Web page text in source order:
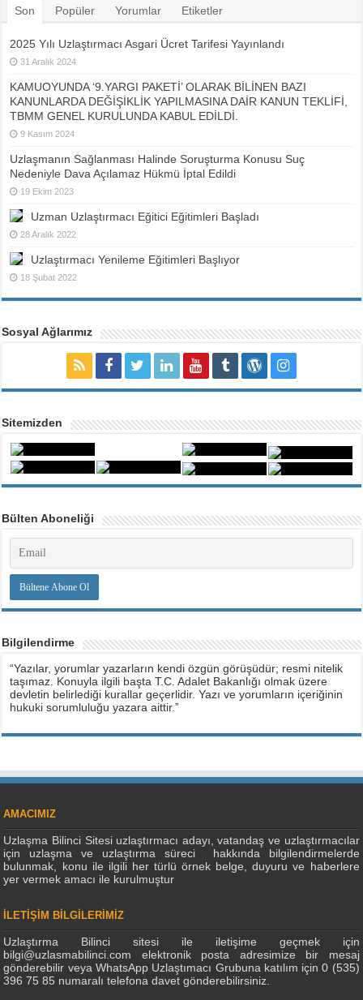
Son Popüler Yorumlar Etiketler
2025 Yılı Uzlaştırmacı Asgari Ücret Tarifesi Yayınlandı
31 Aralık 2024
KAMUOYUNDA ‘9.YARGI PAKETİ’ OLARAK BİLİNEN BAZI
KANUNLARDA DEĞİŞİKLİK YAPILMASINA DAİR KANUN TEKLİFİ,
TBMM GENEL KURULUNDA KABUL EDİLDİ.
9 Kasım 2024
Uzlaşmanın Sağlanması Halinde Soruşturma Konusu Suç
Nedeniyle Dava Açılamaz Hükmü İptal Edildi
19 Ekim 2023
Uzman Uzlaştırmacı Eğitici Eğitimleri Başladı
28 Aralık 2022
Uzlaştırmacı Yenileme Eğitimleri Başlıyor
18 Şubat 2022
Sosyal Ağlarımız
Sitemizden
Bülten Aboneliği
Bilgilendirme
“Yazılar, yorumlar yazarların kendi özgün görüşüdür; resmi nitelik
taşımaz. Konuyla ilgili başta T.C. Adalet Bakanlığı olmak üzere
devletin belirlediği kurallar geçerlidir. Yazı ve yorumların içeriğinin
hukuki sorumluluğu yazara aittir.”
AMACIMIZ
Uzlaşma Bilinci Sitesi uzlaştırmacı adayı, vatandaş ve uzlaştırmacılar
için uzlaşma ve uzlaştırma süreci hakkında bilgilendirmelerde
bulunmak, konu ile ilgili her türlü örnek belge, duyuru ve haberlere
yer vermek amacı ile kurulmuştur
İLETİŞİM BİLGİLERİMİZ
Uzlaştırma Bilinci sitesi ile iletişime geçmek için
bilgi@uzlasmabilinci.com elektronik posta adresimize bir mesaj
gönderebilir veya WhatsApp Uzlaştımacı Grubuna katılım için 0 (535)
396 75 85 numaralı telefona davet gönderebilirsiniz.